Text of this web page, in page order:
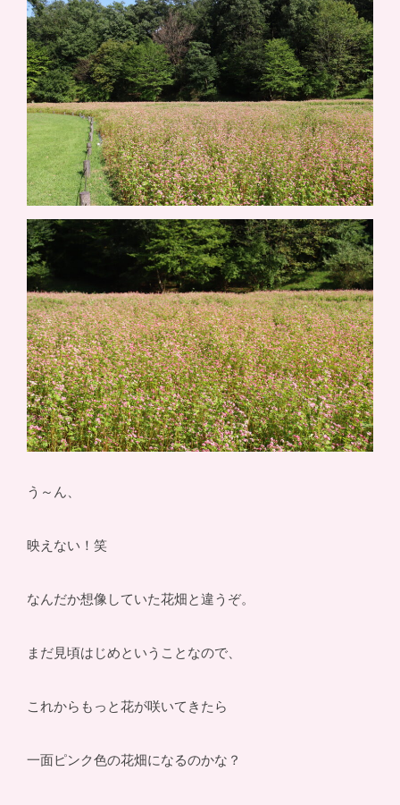
う～ん、
映えない！笑
なんだか想像していた花畑と違うぞ。
まだ見頃はじめということなので、
これからもっと花が咲いてきたら
一面ピンク色の花畑になるのかな？